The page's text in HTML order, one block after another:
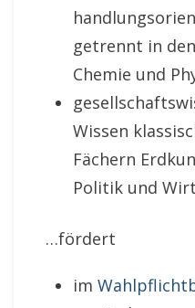
getrennt in
Chemie und
Wissen
Fächern
Politik und
…fördert
im